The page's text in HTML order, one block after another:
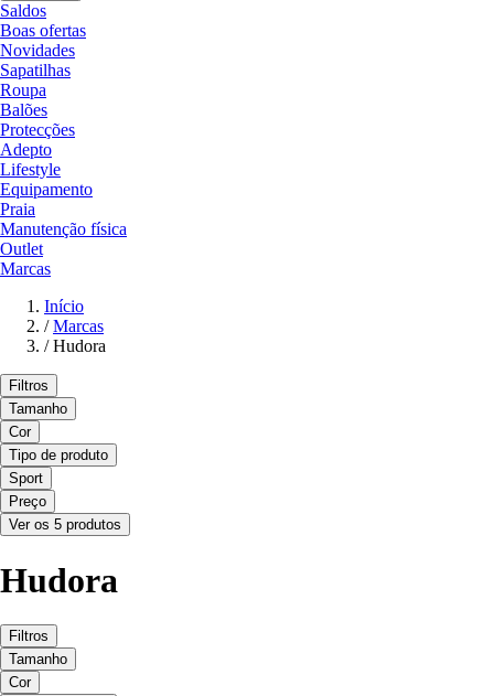
Saldos
Boas ofertas
Novidades
Sapatilhas
Roupa
Balões
Protecções
Adepto
Lifestyle
Equipamento
Praia
Manutenção física
Outlet
Marcas
Início
/ Marcas
/ Hudora
Filtros
Tamanho
Cor
Tipo de produto
Sport
Preço
Ver os 5 produtos
Hudora
Filtros
Tamanho
Cor